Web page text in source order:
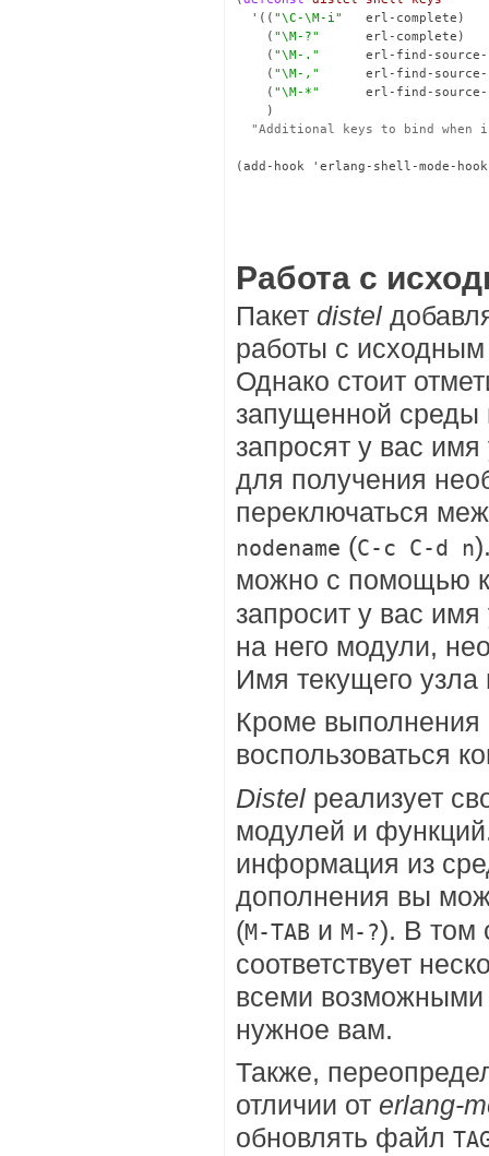
  '((
"\C-\M-i"
   erl-complete)
    (
"\M-?"
      erl-complete)
    (
"\M-."
erl-find-
    (
"\M-,"
erl-find-
    (
"\M-*"
erl-find-
    )
"Additional keys to bind when
(add-hook 'erlang-shell-mode-hook
Работа с
Пакет distel
работы с
Однако стоит
запущенной среды
запросят у вас имя
для получения
переключаться
nodename (C-c C-d n
можно с помощью
запросит у вас имя
на него модули,
Имя текущего узла
Кроме выполнения
воспользоваться
Distel реализует
модулей и
информация из
дополнения вы
(M-TAB и M-?). В том
соответствует
всеми возможными
нужное вам.
Также,
отличии от erlang-
обновлять файл